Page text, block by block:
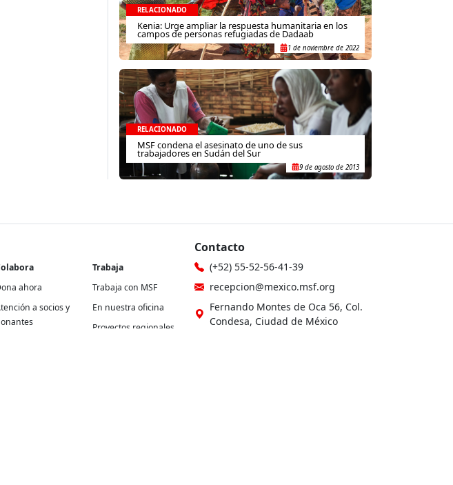
RELACIONADO
Kenia: Urge ampliar la respuesta humanitaria en los
campos de personas refugiadas de Dadaab
1 de noviembre de 2022
RELACIONADO
MSF condena el asesinato de uno de sus
trabajadores en Sudán del Sur
9 de agosto de 2013
ahora
a socios y
Trabaja
Trabaja con MSF
En nuestra oficina
Proyectos regionales
Contacto
(+52) 55-52-56-41-39
recepcion@mexico.msf.org
Fernando Montes de Oca 56, Col.
Condesa, Ciudad de México